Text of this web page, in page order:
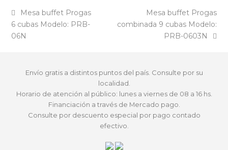
previous
post:
Mesa buffet Progas
6 cubas Modelo: PRB-
06N
next
post:
Mesa buffet Progas
combinada 9 cubas Modelo:
PRB-0603N
Envío gratis a distintos puntos del país. Consulte por su
localidad.
Horario de atención al público: lunes a viernes de 08 a 16 hs.
Financiación a través de Mercado pago.
Consulte por descuento especial por pago contado
efectivo.